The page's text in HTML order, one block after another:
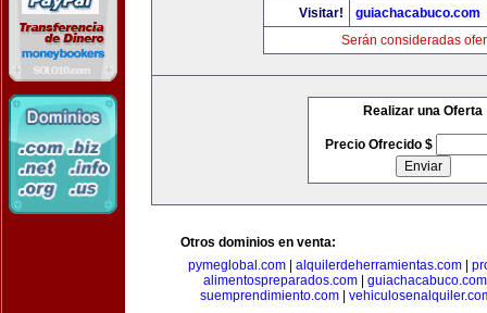
Visitar!
guiachacabuco.com
Serán consideradas
Realizar una Oferta
Precio Ofrecido $
Otros dominios en venta:
pymeglobal.com| alquilerdeherramientas.com|
alimentospreparados.com| guiachacabuco.com
suemprendimiento.com|